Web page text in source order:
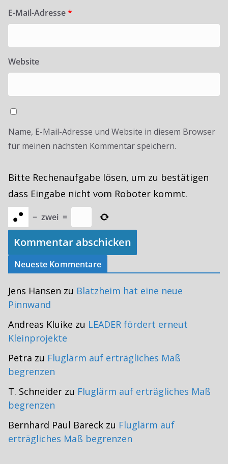
E-Mail-Adresse*
Website
Name, E-Mail-Adresse und Website in diesem Browser
für meinen nächsten Kommentar speichern.
Bitte Rechenaufgabe lösen, um zu bestätigen
dass Eingabe nicht vom Roboter kommt.
− zwei =
Neueste Kommentare
Jens Hansen zu Blatzheim hat eine neue
Pinnwand
Andreas Kluike zu LEADER fördert erneut
Kleinprojekte
Petra zu Fluglärm auf erträgliches Maß
begrenzen
T. Schneider zu Fluglärm auf erträgliches Maß
begrenzen
Bernhard Paul Bareck zu Fluglärm auf
erträgliches Maß begrenzen